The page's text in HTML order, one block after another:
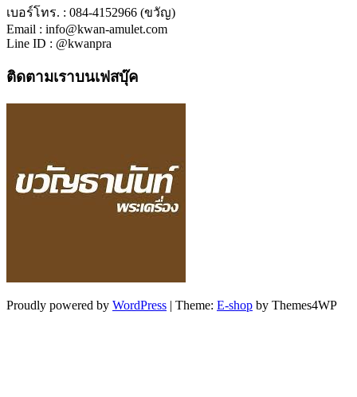
เบอร์โทร. : 084-4152966 (ขวัญ)
Email : info@kwan-amulet.com
Line ID : @kwanpra
ติดตามเราบนเฟสบุ๊ค
Proudly powered by WordPress | Theme: E-shop by Themes4WP